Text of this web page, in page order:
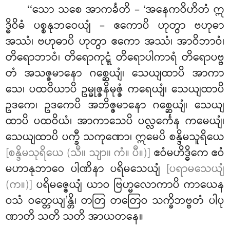
‘‘သော သစေ အာကင်္ခတိ – ‘အနေကဝိဟိတံ ဣ
ဒ္ဓိဝိဓံ ပစ္စနုဘဝေယျံ – ဧကောပိ ဟုတွာ ဗဟုဓာ
အဿံ၊ ဗဟုဓာပိ ဟုတွာ ဧကော အဿံ၊ အာဝိဘာဝံ၊
တိရောဘာဝံ၊ တိရောကုဋ္ဋံ တိရောပါကာရံ တိရောပဗ္ဗ
တံ အသဇ္ဇမာနော ဂစ္ဆေယျံ၊ သေယျထာပိ အာကာ
သေ၊ ပထဝိယာပိ ဥမ္မုဇ္ဇနိမုဇ္ဇံ ကရေယျံ၊ သေယျထာပိ
ဥဒကေ၊ ဥဒကေပိ အဘိဇ္ဇမာနော ဂစ္ဆေယျံ၊ သေယျ
ထာပိ ပထဝိယံ၊ အာကာသေပိ ပလ္လင်္ကေန ကမေယျံ၊
သေယျထာပိ ပက္ခီ သကုဏော၊ ဣမေပိ စန္ဒိမသူရိယေ
[စန္ဒိမသုရိယေ (သီ။ သျာ။ ကံ။ ပီ။)] ဧဝံမဟိဒ္ဓိကေ ဧဝံ
မဟာနုဘာဝေ ပါဏိနာ ပရိမသေယျံ [ပရာမသေယျံ
(က။)] ပရိမဇ္ဇေယျံ ယာဝ ဗြဟ္မလောကာပိ ကာယေန
ဝသံ ဝတ္တေယျ’န္တိ၊ တတြ တတြေဝ သက္ခိဘဗ္ဗတံ ပါပု
ဏာတိ သတိ သတိ အာယတနေ။